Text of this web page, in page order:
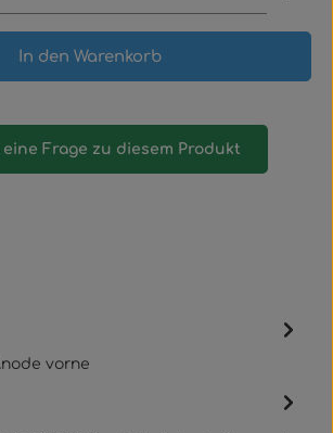
In den Warenkorb
Frage zu diesem Produkt
vorne